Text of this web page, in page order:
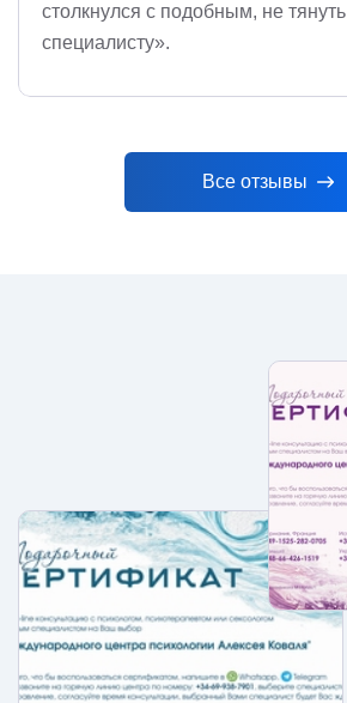
столкнулся с подобным, не
специалисту».
Все отзывы